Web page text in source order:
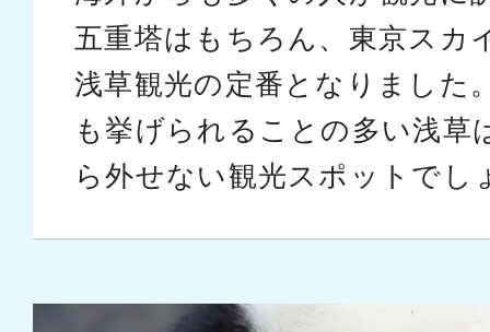
五重塔はもちろん、東京スカ
浅草観光の定番となりました
も挙げられることの多い浅草
ら外せない観光スポットでし